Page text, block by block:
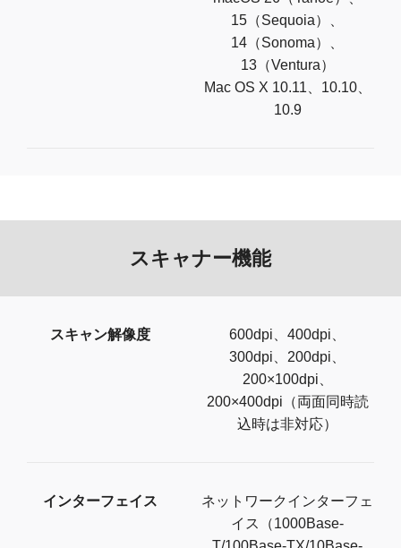
15（Sequoia）、
14（Sonoma）、
13（Ventura）
Mac OS X 10.11、10.10、
10.9
スキャナー機能
スキャン解像度
600dpi、400dpi、
300dpi、200dpi、
200×100dpi、
200×400dpi（両面同時読
込時は非対応）
インターフェイス
ネットワークインターフェ
イス（1000Base-